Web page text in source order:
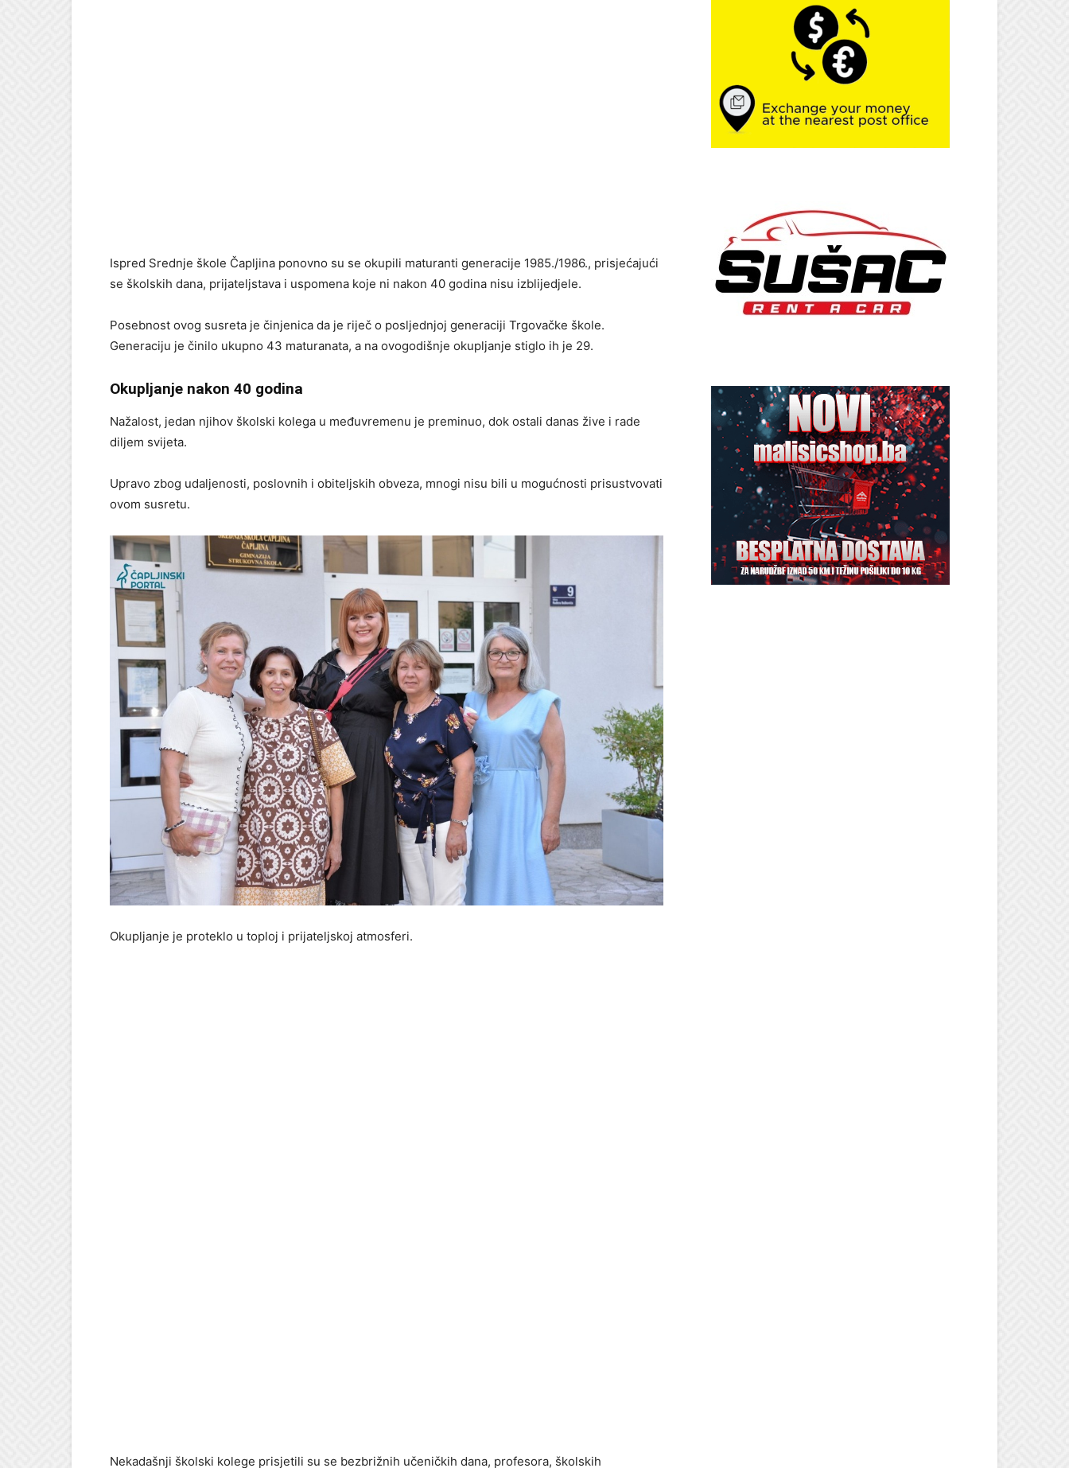
Ispred Srednje škole Čapljina ponovno su se okupili maturanti generacije 1985./1986., prisjećajući
se školskih dana, prijateljstava i uspomena koje ni nakon 40 godina nisu izblijedjele.
Posebnost ovog susreta je činjenica da je riječ o posljednjoj generaciji Trgovačke škole.
Generaciju je činilo ukupno 43 maturanata, a na ovogodišnje okupljanje stiglo ih je 29.
Okupljanje nakon 40 godina
Nažalost, jedan njihov školski kolega u međuvremenu je preminuo, dok ostali danas žive i rade
diljem svijeta.
Upravo zbog udaljenosti, poslovnih i obiteljskih obveza, mnogi nisu bili u mogućnosti prisustvovati
ovom susretu.
Okupljanje je proteklo u toploj i prijateljskoj atmosferi.
Nekadašnji školski kolege prisjetili su se bezbrižnih učeničkih dana, profesora, školskih